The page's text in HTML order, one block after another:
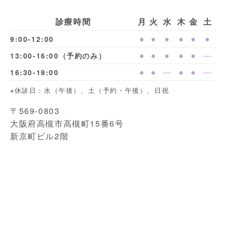
診療時間 月 火 水 木 金 土
9:00-12:00 ● ● ● ● ● ●
13:00-16:00（予約のみ） ● ● ● ● ● ―
16:30-19:00 ● ● ― ● ● ―
※休診日：水（午後）、土（予約・午後）、日祝
〒569-0803
大阪府高槻市高槻町15番6号
新京町ビル2階